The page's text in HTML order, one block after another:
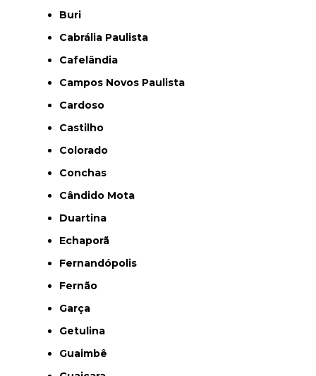
Buri
Cabrália Paulista
Cafelândia
Campos Novos Paulista
Cardoso
Castilho
Colorado
Conchas
Cândido Mota
Duartina
Echaporã
Fernandópolis
Fernão
Garça
Getulina
Guaimbê